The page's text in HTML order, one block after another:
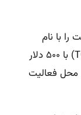
۲۵ ساله در سال ۱۹۴۶ شرکت را با نام
«شرکت مهندسی مخابرات توکیو» (TOTSUKO) با ۵۰۰ دلار
کردند. محل فعالیت